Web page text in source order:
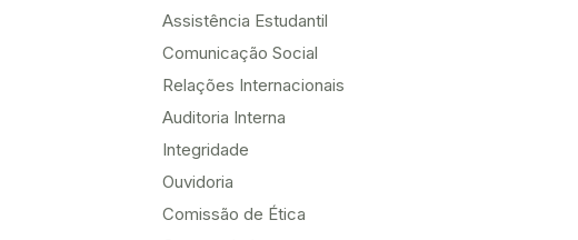
Assistência Estudantil
Comunicação Social
Relações Internacionais
Auditoria Interna
Integridade
Ouvidoria
Comissão de Ética